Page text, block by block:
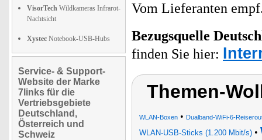
VisorTech Wildkameras Infrarot-
Nachtsicht
Xystec Notebook-USB-Hubs
Service- & Support-
Website der Marke
7links für die
Vertriebsgebiete
Deutschland,
Österreich und
Schweiz
Vom Lieferanten
Bezugsquelle
finden Sie hier:
Themen-
WLAN-Boxen• Dualband-WiFi-6-
WLAN-USB-Sticks (1.200 Mbit/s) •